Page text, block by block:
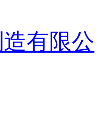
有限公